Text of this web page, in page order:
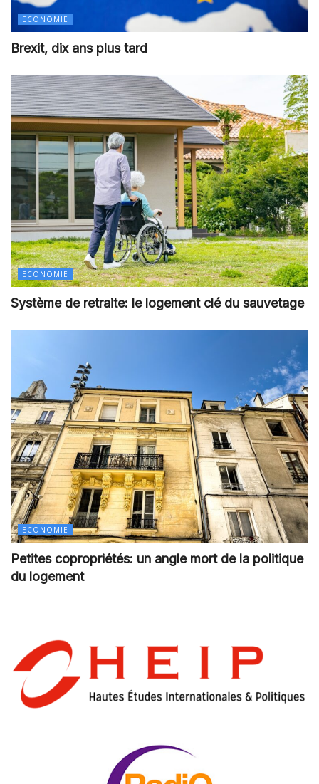
ECONOMIE
Brexit, dix ans plus tard
ECONOMIE
Système de retraite: le logement clé du sauvetage
ECONOMIE
Petites copropriétés: un angle mort de la politique
du logement